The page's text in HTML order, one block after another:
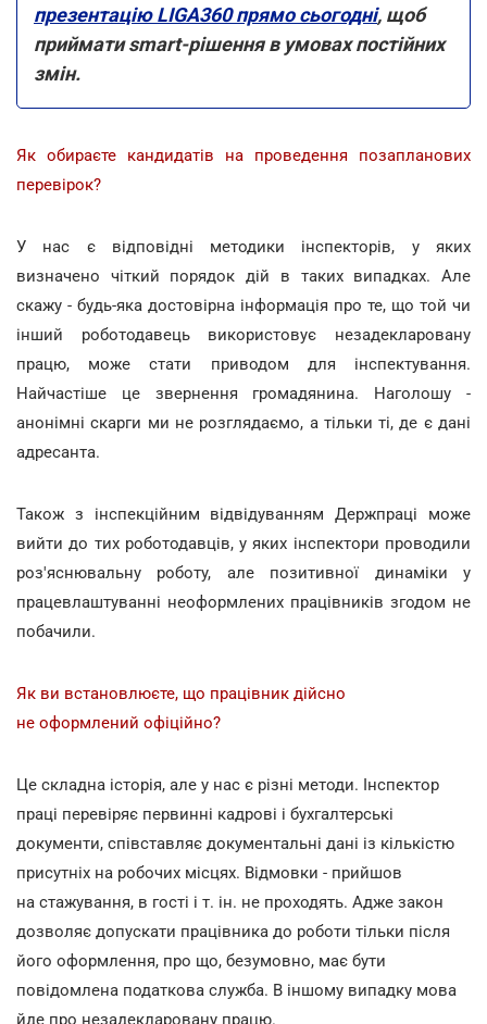
презентацію LIGA360 прямо сьогодні, щоб
приймати smart-рішення в умовах постійних
змін.
Як обираєте кандидатів на проведення позапланових
перевірок?
У нас є відповідні методики інспекторів, у яких
визначено чіткий порядок дій в таких випадках. Але
скажу - будь-яка достовірна інформація про те, що той чи
інший роботодавець використовує незадекларовану
працю, може стати приводом для інспектування.
Найчастіше це звернення громадянина. Наголошу -
анонімні скарги ми не розглядаємо, а тільки ті, де є дані
адресанта.
Також з інспекційним відвідуванням Держпраці може
вийти до тих роботодавців, у яких інспектори проводили
роз'яснювальну роботу, але позитивної динаміки у
працевлаштуванні неоформлених працівників згодом не
побачили.
Як ви встановлюєте, що працівник дійсно
не оформлений офіційно?
Це складна історія, але у нас є різні методи. Інспектор
праці перевіряє первинні кадрові і бухгалтерські
документи, співставляє документальні дані із кількістю
присутніх на робочих місцях. Відмовки - прийшов
на стажування, в гості і т. ін. не проходять. Адже закон
дозволяє допускати працівника до роботи тільки після
його оформлення, про що, безумовно, має бути
повідомлена податкова служба. В іншому випадку мова
йде про незадекларовану працю.